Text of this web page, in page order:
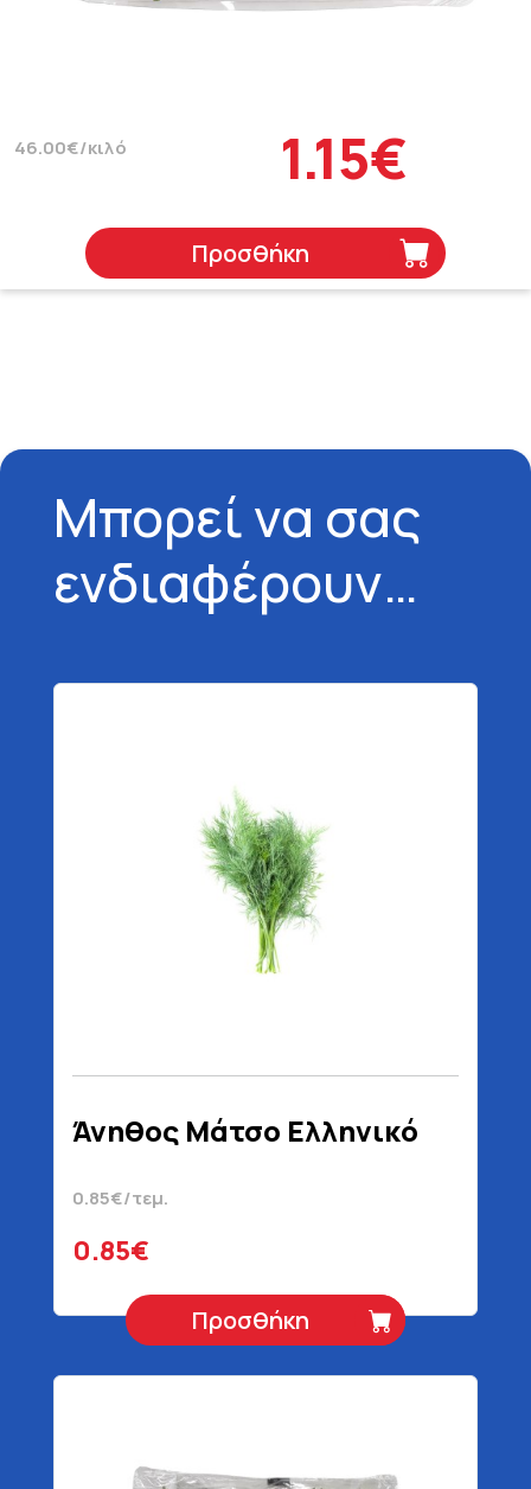
46.00€/κιλό 1.15€
Προσθήκη
Μπορεί να σας
ενδιαφέρουν…
Άνηθος Μάτσο Ελληνικό
0.85€/τεμ.
0.85€
Προσθήκη